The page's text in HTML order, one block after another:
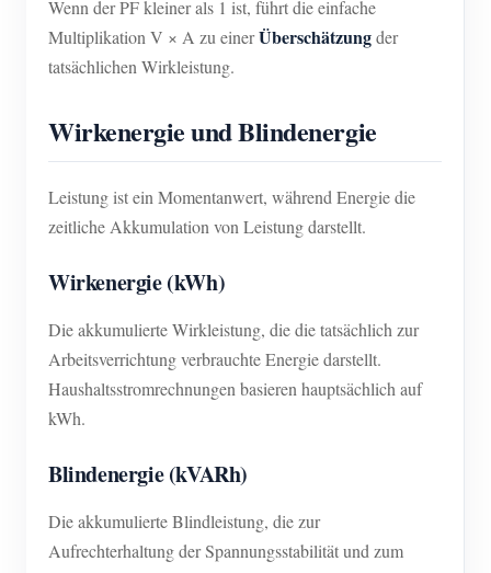
Wenn der PF kleiner als 1 ist, führt die einfache
Multiplikation V × A zu einerÜberschätzungder
tatsächlichen Wirkleistung.
Wirkenergie und Blindenergie
Leistung ist ein Momentanwert, während Energie die
zeitliche Akkumulation von Leistung darstellt.
Wirkenergie (kWh)
Die akkumulierte Wirkleistung, die die tatsächlich zur
Arbeitsverrichtung verbrauchte Energie darstellt.
Haushaltsstromrechnungen basieren hauptsächlich auf
kWh.
Blindenergie (kVARh)
Die akkumulierte Blindleistung, die zur
Aufrechterhaltung der Spannungsstabilität und zum